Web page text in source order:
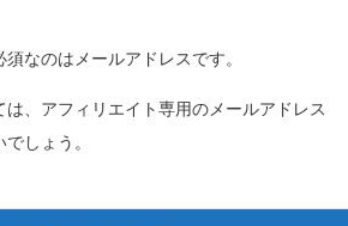
なのはメールアドレスです。
は、アフィリエイト専用のメールアドレス
しょう。